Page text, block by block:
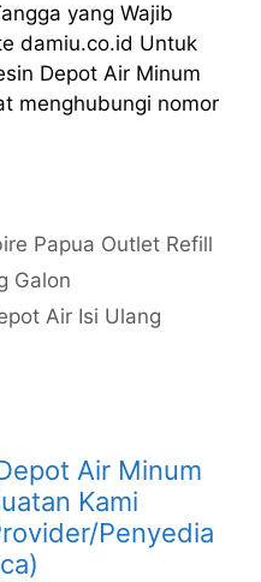
yang Wajib
damiu.co.id Untuk
Depot Air Minum
menghubungi nomor
Papua Outlet Refill
Galon
Air Isi Ulang
Air Minum
Kami
Penyedia